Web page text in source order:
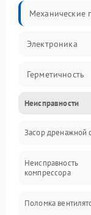
Механические
Электроника
Герметичность
Механика
Управление
Электропитание
Неисправности
Засор дренажной
Неисправность
компрессора
Поломка